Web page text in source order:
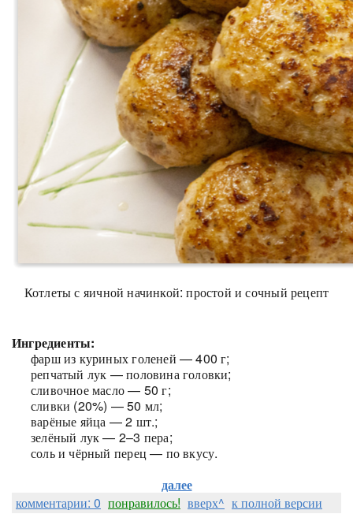
Котлеты с яичной начинкой: простой и сочный рецепт
Ингредиенты:
фарш из куриных голеней — 400 г;
репчатый лук — половина головки;
сливочное масло — 50 г;
сливки (20%) — 50 мл;
варёные яйца — 2 шт.;
зелёный лук — 2–3 пера;
соль и чёрный перец — по вкусу.
далее
комментарии: 0 понравилось! вверх^ к полной версии